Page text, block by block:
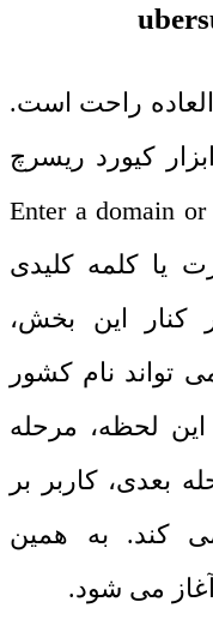
راحت است.
کیورد ریسرچ
Enter a domain or
یا کلمه کلیدی
کنار این بخش،
تواند نام کشور
این لحظه، مرحله
بعدی، کاربر بر
کند. به همین
آغاز می شود.